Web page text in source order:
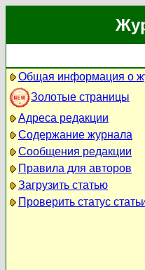
Общая информация о
Золотые страницы
Адреса редакции
Содержание журнала
Сообщения редакции
Правила для авторов
Загрузить статью
Проверить статус